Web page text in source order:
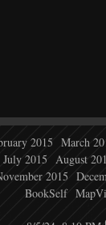
2015 March
July 2015 August
2015
BookSelf